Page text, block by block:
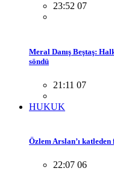
23:52 07
Meral Danış Beştaş:
söndü
21:11 07
HUKUK
Özlem Arslan’ı katleden
22:07 06